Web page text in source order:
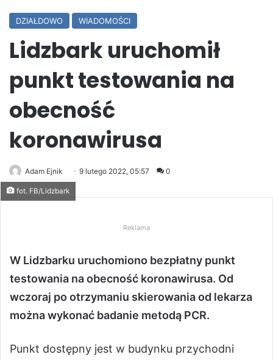
DZIAŁDOWO WIADOMOŚCI
Lidzbark uruchomił
punkt testowania na
obecność
koronawirusa
Adam Ejnik 9 lutego 2022, 05:57 0
fot. FB/Lidzbark
Reklama
W Lidzbarku uruchomiono bezpłatny punkt
testowania na obecność koronawirusa. Od
wczoraj po otrzymaniu skierowania od lekarza
można wykonać badanie metodą PCR.
Punkt dostępny jest w budynku przychodni